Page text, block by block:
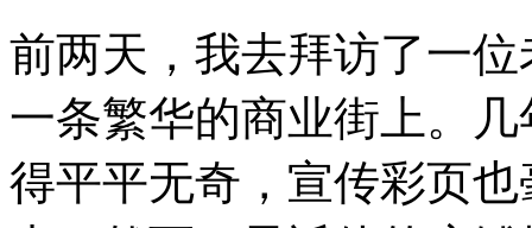
前两天，我去拜访了一
一条繁华的商业街上。
得平平无奇，宣传彩页